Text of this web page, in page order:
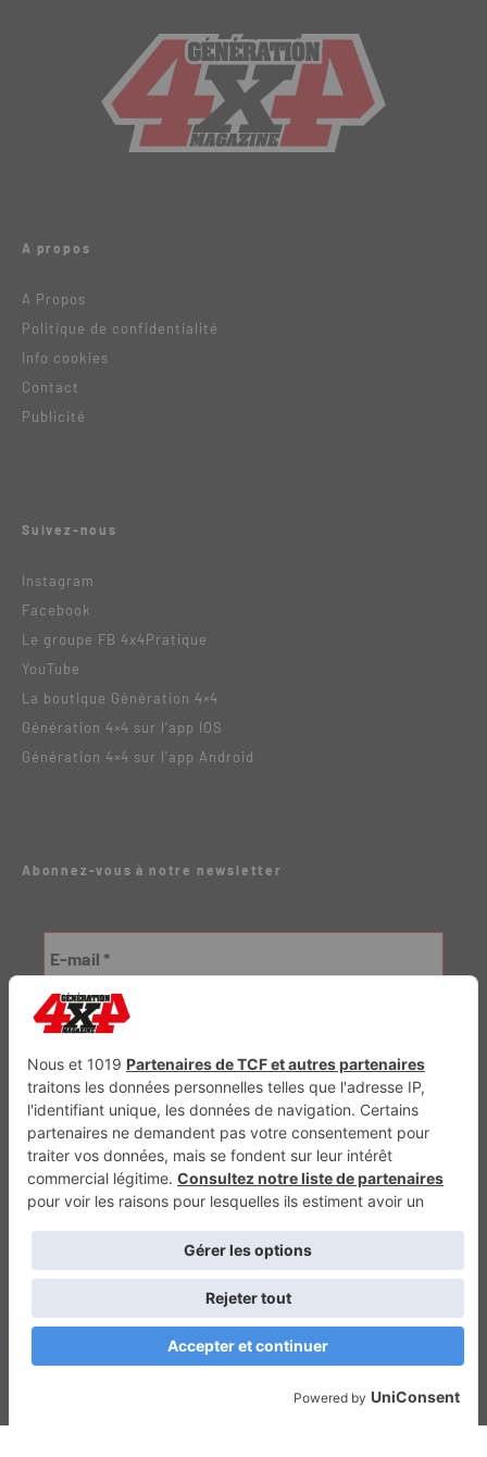
A propos
A Propos
Politique de confidentialité
Info cookies
Contact
Publicité
Suivez-nous
Instagram
Facebook
Le groupe FB 4x4Pratique
YouTube
La boutique Génération 4×4
Génération 4×4 sur l’app IOS
Génération 4×4 sur l’app Android
Abonnez-vous à notre newsletter
Génération Electrique Génération Sans Permis VTTAE.fr FullAttack
Retour en haut
Depuis 2010 - Un magazine duGroupe CPPRESSE